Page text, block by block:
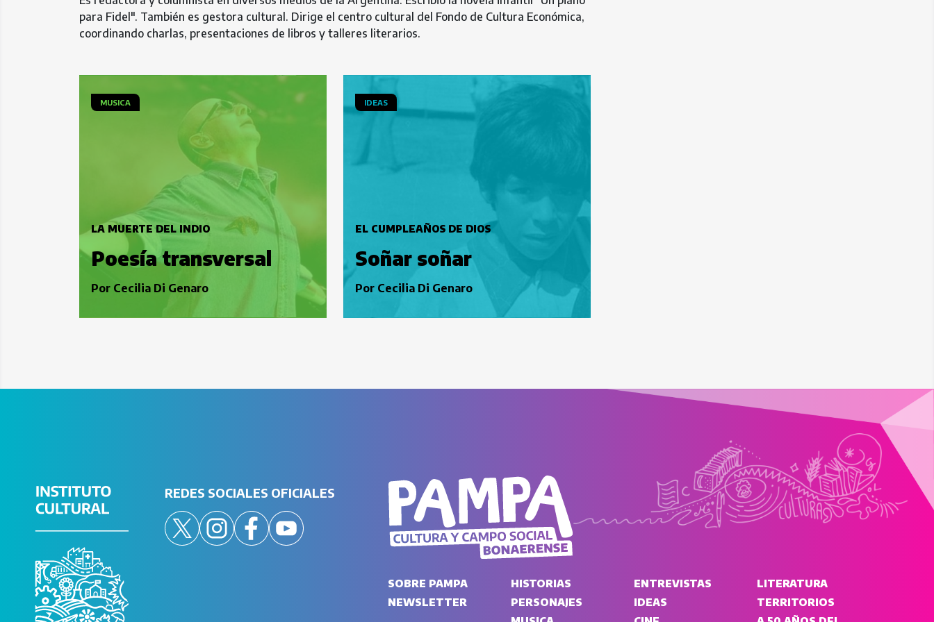
para Fidel". También es gestora cultural. Dirige el centro cultural del Fondo de Cultura Económica,
coordinando charlas, presentaciones de libros y talleres literarios.
MUSICA
LA MUERTE DEL INDIO
Poesía transversal
Por Cecilia Di Genaro
IDEAS
EL CUMPLEAÑOS DE DIOS
Soñar soñar
Por Cecilia Di Genaro
REDES SOCIALES OFICIALES
SOBRE PAMPA
NEWSLETTER
HISTORIAS
PERSONAJES
ENTREVISTAS
IDEAS
LITERATURA
TERRITORIOS